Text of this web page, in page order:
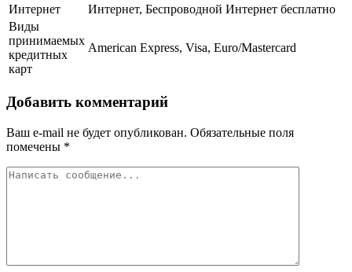
Интернет
Интернет, Беспроводной Интернет бесплатно
Виды
принимаемых
кредитных
карт
American Express, Visa, Euro/Mastercard
Добавить комментарий
Ваш e-mail не будет опубликован. Обязательные поля
помечены *